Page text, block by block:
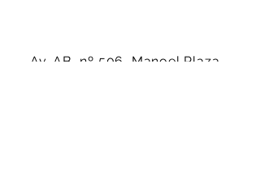
Av. AB, nº 506, Manoel Plaza -